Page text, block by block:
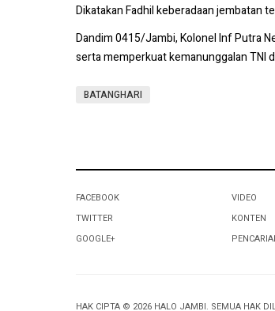
Dikatakan Fadhil keberadaan jembatan
Dandim 0415/Jambi, Kolonel Inf Putra
serta memperkuat kemanunggalan TNI
BATANGHARI
FACEBOOK
TWITTER
GOOGLE+
VIDEO
KONTEN
HAK CIPTA © 2026 HALO JAMBI. SEMUA HAK